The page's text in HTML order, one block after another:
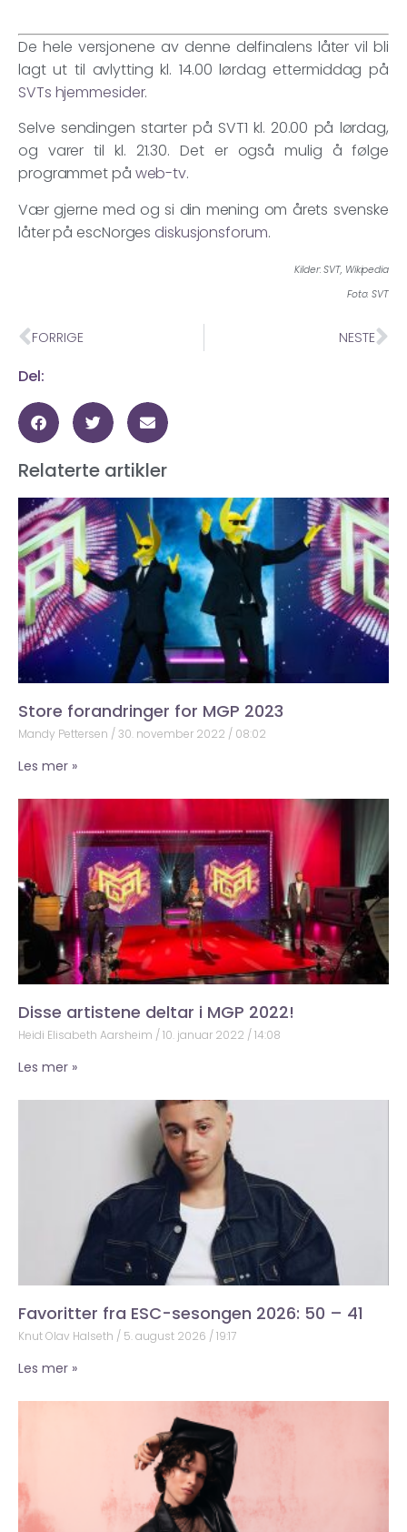
De hele versjonene av denne delfinalens låter vil bli
lagt ut til avlytting kl. 14.00 lørdag ettermiddag på
SVTs hjemmesider.
Selve sendingen starter på SVT1 kl. 20.00 på lørdag,
og varer til kl. 21.30. Det er også mulig å følge
programmet på web-tv.
Vær gjerne med og si din mening om årets svenske
låter på escNorges diskusjonsforum.
Kilder: SVT, Wikipedia
Foto: SVT
FORRIGE NESTE
Del:
Relaterte artikler
Store forandringer for MGP 2023
Mandy Pettersen 30. november 2022 08:02
Les mer »
Disse artistene deltar i MGP 2022!
Heidi Elisabeth Aarsheim 10. januar 2022 14:08
Les mer »
Favoritter fra ESC-sesongen 2026: 50 – 41
Knut Olav Halseth 5. august 2026 19:17
Les mer »